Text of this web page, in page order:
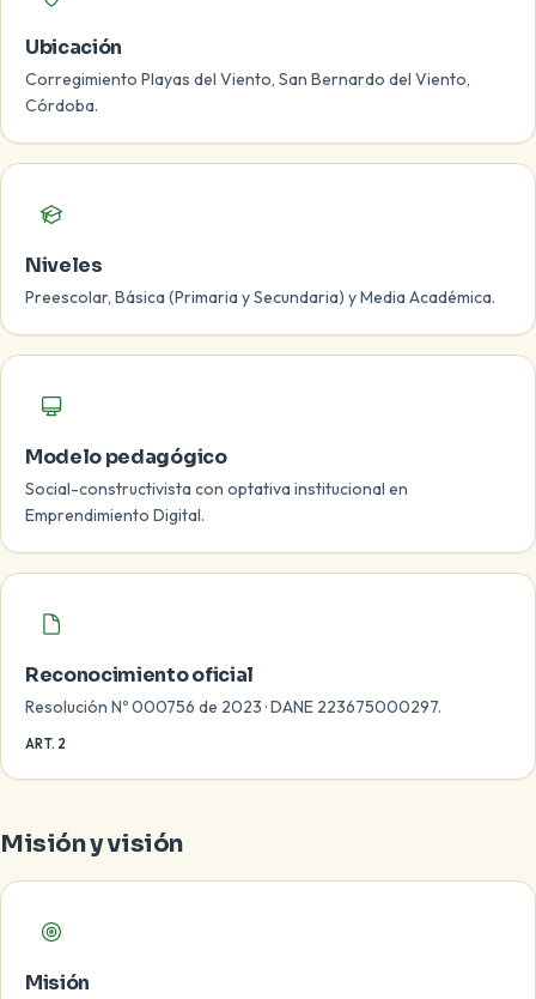
Ubicación
Corregimiento Playas del Viento, San Bernardo del Viento,
Córdoba.
Niveles
Preescolar, Básica (Primaria y Secundaria) y Media Académica.
Modelo pedagógico
Social-constructivista con optativa institucional en
Emprendimiento Digital.
Reconocimiento oficial
Resolución Nº 000756 de 2023 · DANE 223675000297.
ART. 2
Misión y visión
Misión